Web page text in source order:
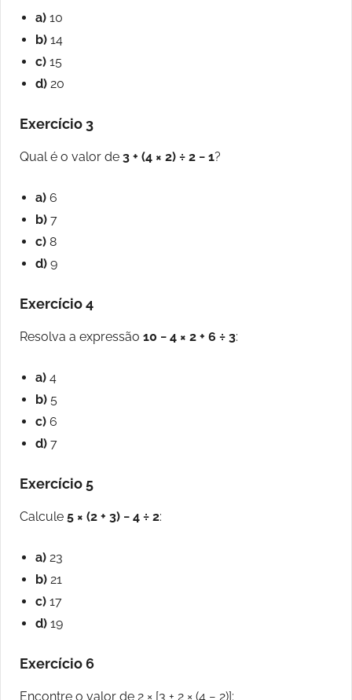
a) 10
b) 14
c) 15
d) 20
Exercício 3
Qual é o valor de 3 + (4 × 2) ÷ 2 − 1?
a) 6
b) 7
c) 8
d) 9
Exercício 4
Resolva a expressão 10 − 4 × 2 + 6 ÷ 3:
a) 4
b) 5
c) 6
d) 7
Exercício 5
Calcule 5 × (2 + 3) − 4 ÷ 2:
a) 23
b) 21
c) 17
d) 19
Exercício 6
Encontre o valor de 2 × [3 + 2 × (4 − 2)]: